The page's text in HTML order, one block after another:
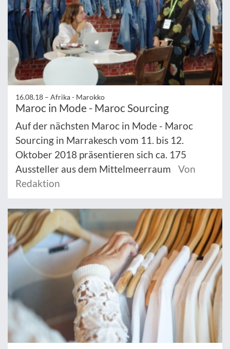
16.08.18 – Afrika - Marokko
Maroc in Mode - Maroc Sourcing
Auf der nächsten Maroc in Mode - Maroc
Sourcing in Marrakesch vom 11. bis 12.
Oktober 2018 präsentieren sich ca. 175
Aussteller aus dem Mittelmeerraum
Von
Redaktion